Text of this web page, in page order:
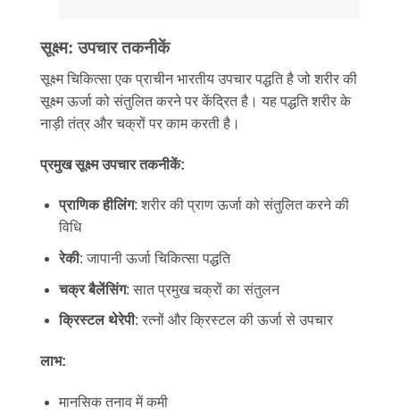
सूक्ष्म: उपचार तकनीकें
सूक्ष्म चिकित्सा एक प्राचीन भारतीय उपचार पद्धति है जो शरीर की
सूक्ष्म ऊर्जा को संतुलित करने पर केंद्रित है। यह पद्धति शरीर के
नाड़ी तंत्र और चक्रों पर काम करती है।
प्रमुख सूक्ष्म उपचार तकनीकें:
प्राणिक हीलिंग: शरीर की प्राण ऊर्जा को संतुलित करने की
विधि
रेकी: जापानी ऊर्जा चिकित्सा पद्धति
चक्र बैलेंसिंग: सात प्रमुख चक्रों का संतुलन
क्रिस्टल थेरेपी: रत्नों और क्रिस्टल की ऊर्जा से उपचार
लाभ:
मानसिक तनाव में कमी